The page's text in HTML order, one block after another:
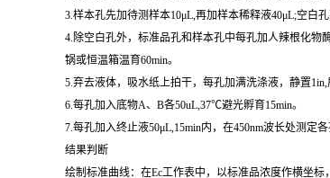
3.样本孔先加待测样本10μL,再加样本稀释液40μL;空白孔
4.除空白孔外，标准品孔和样本孔中每孔加人辣根化
锅或恒温箱温育60min。
5.弃去液体，吸水纸上拍干，每孔加满洗涤液，静置
6.每孔加入底物A、B各50uL,37℃避光孵育15min。
7.每孔加入终止液50μL,15min内，在450nm波长处测定各
结果判断
绘制标准曲线：在Ec工作表中，以标准品浓度作横坐